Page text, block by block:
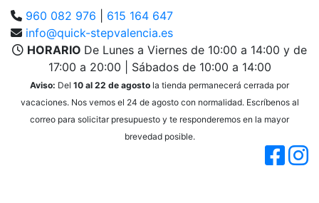
960 082 976
615 164 647
info@quick-stepvalencia.es
HORARIO De Lunes a Viernes de 10:00 a 14:00 y de
17:00 a 20:00 | Sábados de 10:00 a 14:00
Aviso: Del 10 al 22 de agosto la tienda permanecerá cerrada por
vacaciones. Nos vemos el 24 de agosto con normalidad. Escríbenos al
correo para solicitar presupuesto y te responderemos en la mayor
brevedad posible.